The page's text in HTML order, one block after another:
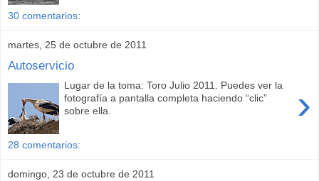
30 comentarios:
martes, 25 de octubre de 2011
Autoservicio
›
Lugar de la toma: Toro Julio 2011. Puedes ver la
fotografía a pantalla completa haciendo “clic”
sobre ella.
28 comentarios:
domingo, 23 de octubre de 2011